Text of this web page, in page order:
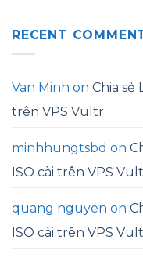
RECENT
Van Minh on Chia sẻ
trên VPS Vultr
minhhungtsbd on
ISO cài trên VPS
quang nguyen on
ISO cài trên VPS